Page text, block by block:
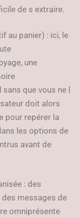
de s extraire.
au panier) : ici, le
une
que vous ne l
doit alors
pour repérer la
les options de
avant de
: des
messages de
omniprésente